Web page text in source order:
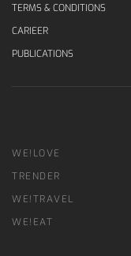
TERMS & CONDITIONS
CARIEER
PUBLICATIONS
WE!LOVE
TRENDER
WE!TRAVEL
WE!EAT